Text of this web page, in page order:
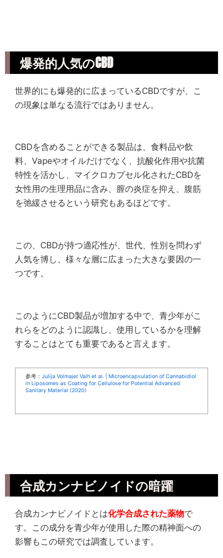
爆発的人気のCBD
世界的にも爆発的に広まっているCBDですが、こ
の現象は単なる流行ではありません。
CBDを含めることができる製品は、食料品や飲
料、Vapeやオイルだけでなく、抗酸化作用や抗菌
特性を活かし、マイクロカプセル化されたCBDを
女性用の生理用品に含み、膣の炎症を抑え、腹筋
を弛緩させるという研究もあるほどです。
この、CBDが持つ適応性が、世代、性別を問わず
人気を博し、様々な層に広まった大きな要因の一
つです。
このようにCBD製品が増加する中で、青少年がこ
れらをどのように認識し、使用しているかを理解
することはとても重要であると言えます。
参考： Julija Volmajer Valh et al. | Microencapsulation of Cannabidiol
in Liposomes as Coating for Cellulose for Potential Advanced
Sanitary Material (2020)
合成カンナビノイドの暗躍
合成カンナビノイドとは化学合成された薬物で
す。この成分を青少年が使用した際の精神面への
影響もこの研究では調査しています。